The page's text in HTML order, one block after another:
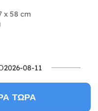
x 58 cm
08-11
ΤΏΡΑ